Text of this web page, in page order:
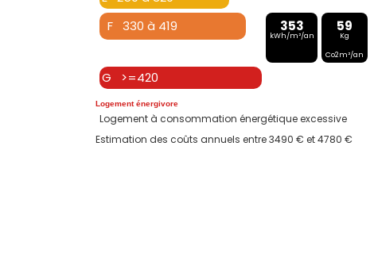
F 330 à 419
353
kWh/m²/an
59
Kg
Co2m²/an
G >=420
Logement énergivore
Logement à consommation énergétique excessive
Estimation des coûts annuels entre 3490 € et 4780 €